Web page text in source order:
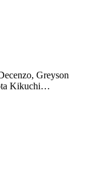
Greyson
Kikuchi…